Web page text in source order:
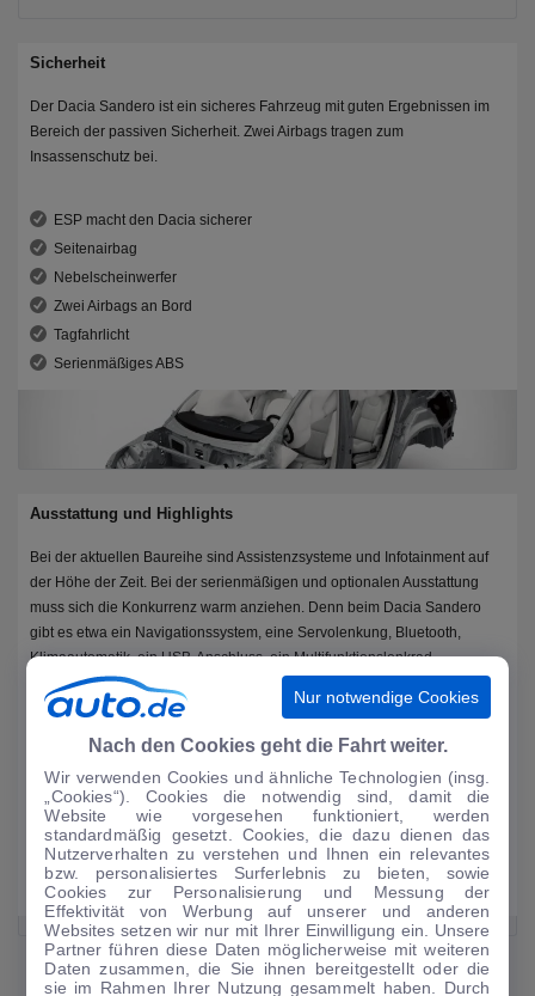
Sicherheit
Der Dacia Sandero ist ein sicheres Fahrzeug mit guten Ergebnissen im
Bereich der passiven Sicherheit. Zwei Airbags tragen zum
Insassenschutz bei.
ESP macht den Dacia sicherer
Seitenairbag
Nebelscheinwerfer
Zwei Airbags an Bord
Tagfahrlicht
Serienmäßiges ABS
Ausstattung und Highlights
Bei der aktuellen Baureihe sind Assistenzsysteme und Infotainment auf
der Höhe der Zeit. Bei der serienmäßigen und optionalen Ausstattung
muss sich die Konkurrenz warm anziehen. Denn beim Dacia Sandero
gibt es etwa ein Navigationssystem, eine Servolenkung, Bluetooth,
Klimaautomatik, ein USB-Anschluss, ein Multifunktionslenkrad,
Zentralverriegelung, eine Klimaanlage oder Sprachsteuerung.
Servolenkung
Klimaanlage
Sprachsteuerung
1200 Liter bei umgeklappter Rückbank
320 Liter Fassungsvermögen
Bluetooth verfügbar
Nur notwendige Cookies
Nach den Cookies geht die Fahrt weiter.
Wir verwenden Cookies und ähnliche Technologien (insg.
„Cookies“). Cookies die notwendig sind, damit die
Website wie vorgesehen funktioniert, werden
standardmäßig gesetzt. Cookies, die dazu dienen das
Nutzerverhalten zu verstehen und Ihnen ein relevantes
bzw. personalisiertes Surferlebnis zu bieten, sowie
Cookies zur Personalisierung und Messung der
Effektivität von Werbung auf unserer und anderen
Websites setzen wir nur mit Ihrer Einwilligung ein. Unsere
Partner führen diese Daten möglicherweise mit weiteren
Daten zusammen, die Sie ihnen bereitgestellt oder die
sie im Rahmen Ihrer Nutzung gesammelt haben. Durch